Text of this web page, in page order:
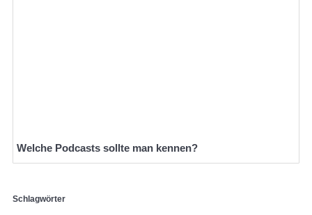
Welche Podcasts sollte man kennen?
Schlagwörter